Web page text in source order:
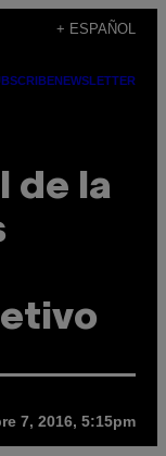
+ ESPAÑOL
NEWSLETTER
de la
7, 2016, 5:15pm